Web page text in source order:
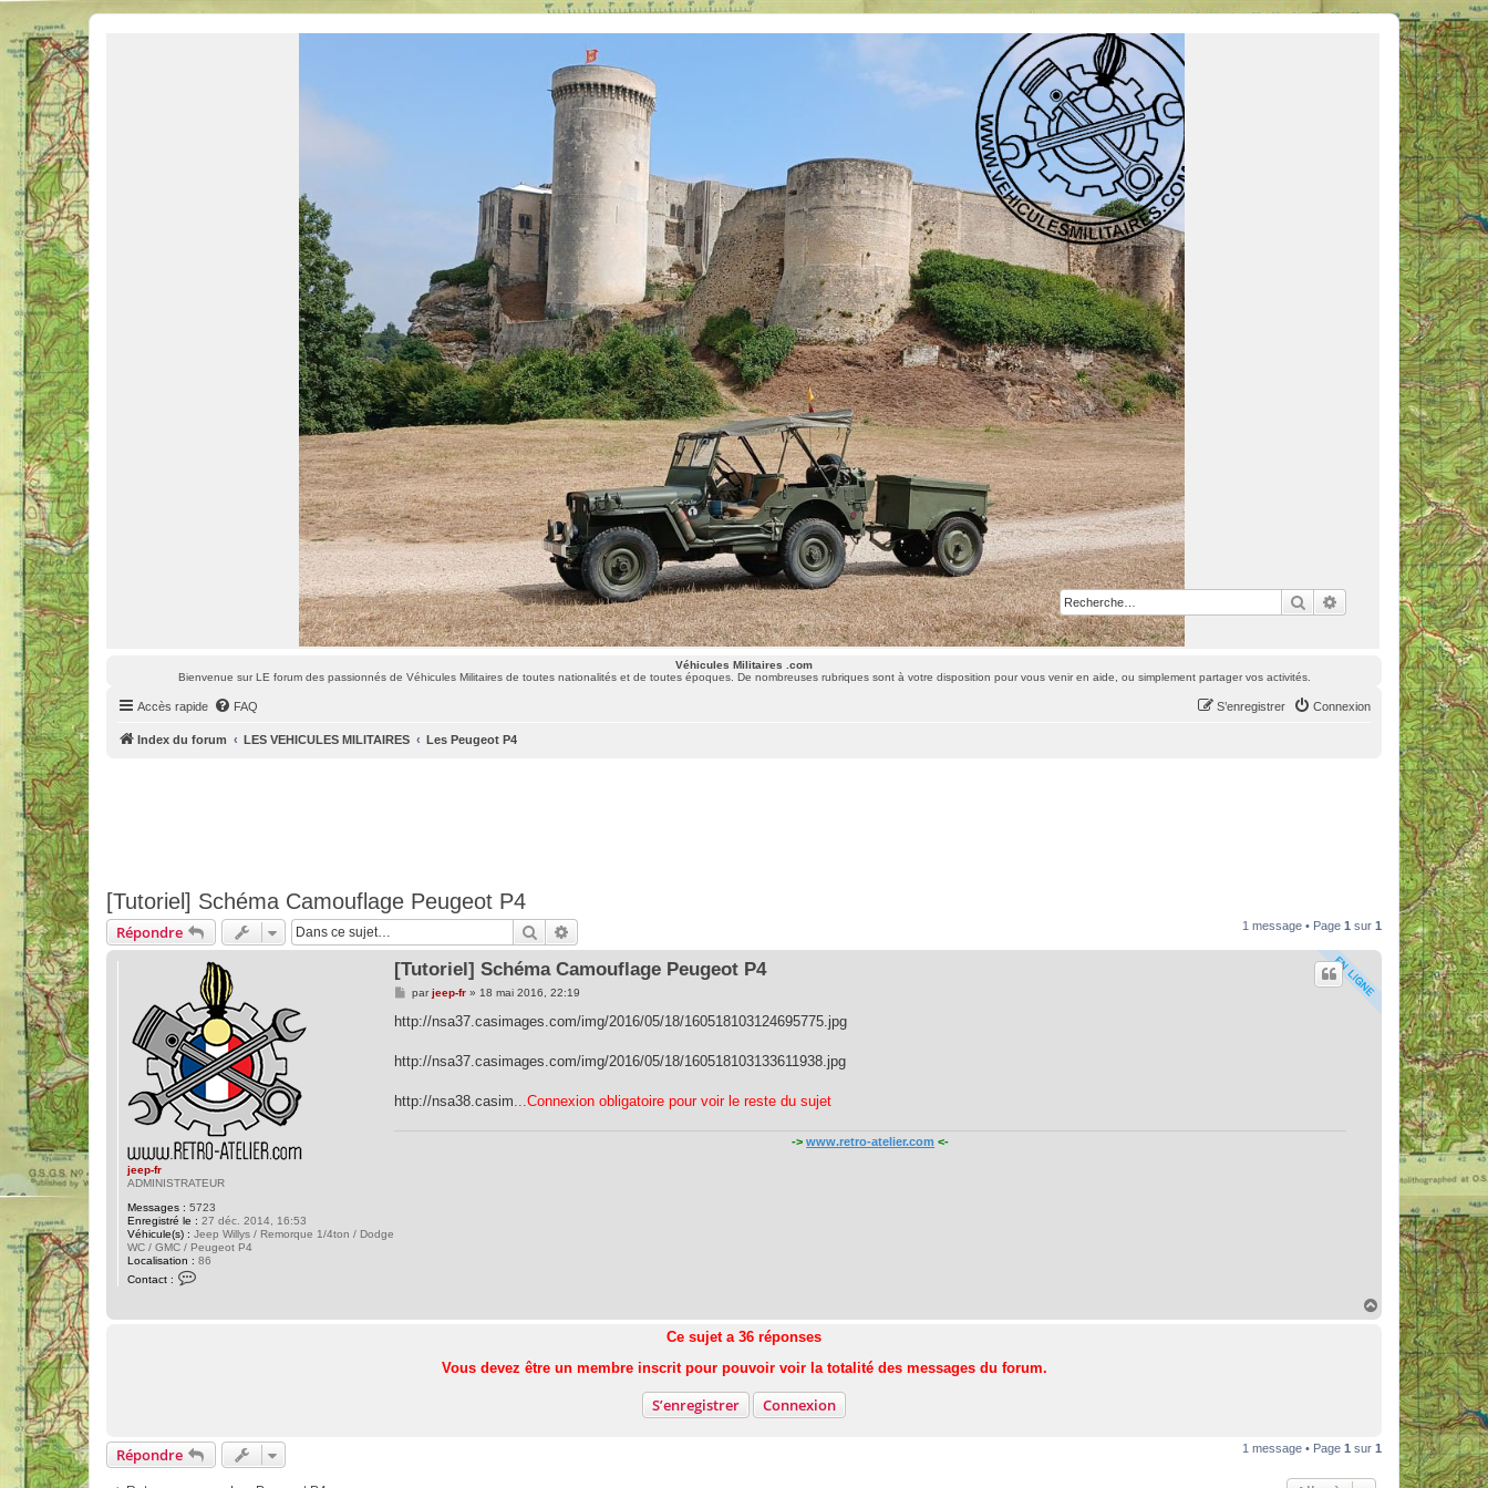
RechercherRecherche avancée
Bienvenue sur LE forum des passionnés de Véhicules Militaires de toutes nationalités et de toutes époques. De nombreuses rubriques sont à votre disposition pour vous venir en aide, ou simplement partager vos activités.
Véhicules Militaires .com
Bienvenue sur LE forum des passionnés de Véhicules Militaires de toutes nationalités et de toutes époques. De nombreuses rubriques sont à votre disposition pour vous venir en aide, ou simplement partager vos activités.
Accès rapide FAQ Connexion
S’enregistrer
Index du forum LES VEHICULES MILITAIRES Les Peugeot P4
[Tutoriel] Schéma Camouflage Peugeot P4
Répondre Rechercher 1 message • Page 1 sur 1
jeep-fr
ADMINISTRATEUR
Messages : 5723
Enregistré le : 27 déc. 2014, 16:53
Véhicule(s) : Jeep Willys / Remorque 1/4ton / Dodge
WC / GMC / Peugeot P4
Localisation : 86
Contact :
-
f
r
[Tutoriel] Schéma Camouflage Peugeot P4
M
s
s
g
e
parjeep-fr» 18 mai 2016, 22:19
http://nsa37.casimages.com/img/2016/05/18/160518103124695775.jpg
http://nsa37.casimages.com/img/2016/05/18/160518103133611938.jpg
http://nsa38.casim ...Connexion obligatoire pour voir le reste du sujet
->www.retro-atelier.com <-
Ce sujet a 36 réponses
Vous devez être un membre inscrit pour pouvoir voir la totalité des messages du forum.
S’enregistrer Connexion
Répondre 1 message • Page 1 sur 1